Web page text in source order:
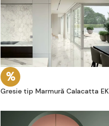
Gresie tip Marmură Calacatta EK